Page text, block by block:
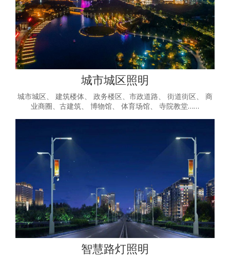
城市城区照明
城市城区、 建筑楼体、 政务楼区、市政道路、 街道街区、 商
业商圈、古建筑、 博物馆、 体育场馆、 寺院教堂……
智慧路灯照明